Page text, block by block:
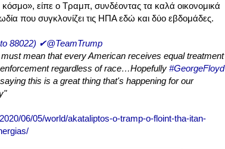
είπε ο Τραμπ, συνδέοντας τα καλά οικονομικά
που συγκλονίζει τις ΗΠΑ εδώ και δύο εβδομάδες.
88022) ✔@TeamTrump
mean that every American receives equal treatment
regardless of race…Hopefully #GeorgeFloyd
this is a great thing that's happening for our
06/05/world/akataliptos-o-tramp-o-floint-tha-itan-